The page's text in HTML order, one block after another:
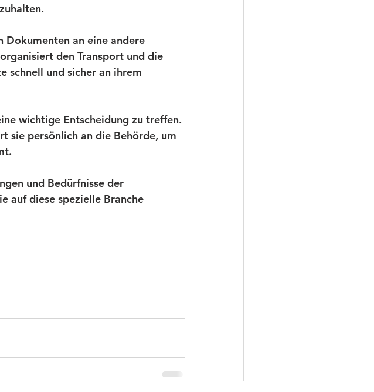
Dokumenten an eine andere
den Transport und die
schnell und sicher an ihrem
wichtige Entscheidung zu treffen.
sie persönlich an die Behörde, um
und Bedürfnisse der
auf diese spezielle Branche